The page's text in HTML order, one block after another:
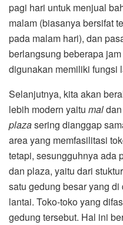
pagi hari untuk menjual
malam (biasanya bersifat
pada malam hari), dan
berlangsung beberapa
digunakan memiliki fungsi
Selanjutnya, kita akan
lebih modern yaitu maldan
plazasering dianggap
area yang memfasilitasi
tetapi, sesungguhnya ada
dan plaza, yaitu dari
satu gedung besar yang
lantai. Toko-toko yang
gedung tersebut. Hal ini